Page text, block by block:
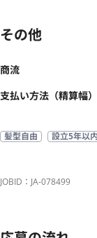
その他
商流
支払い方法（精算幅）
髪型自由 設立5年以内
JOBID：JA-078499